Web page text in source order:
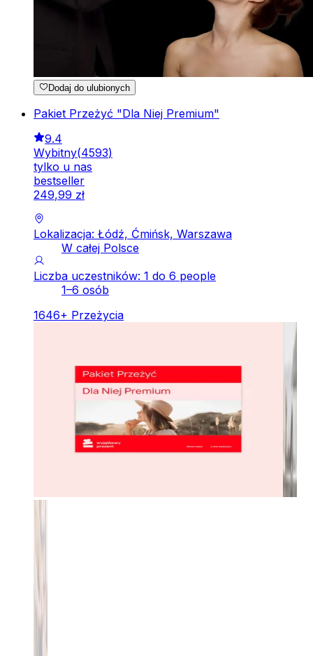
Dodaj do ulubionych
Pakiet Przeżyć "Dla Niej Premium"
9.4
Wybitny(4593)
tylko u nas
bestseller
249,99 zł
Lokalizacja: Łódź, Ćmińsk, Warszawa
W całej Polsce
Liczba uczestników: 1 do 6 people
1–6 osób
1646+ Przeżycia